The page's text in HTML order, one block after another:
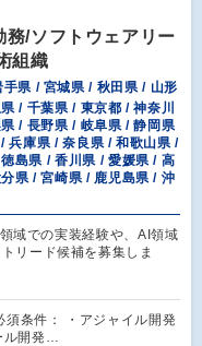
/ソフトウェアリー
組織
県 / 宮城県 / 秋田県 / 山形
/ 千葉県 / 東京都 / 神奈川
/ 長野県 / 岐阜県 / 静岡県
兵庫県 / 奈良県 / 和歌山県 /
島県 / 香川県 / 愛媛県 / 高
県 / 宮崎県 / 鹿児島県 / 沖
域での実装経験や、AI領域
リード候補を募集しま
須条件： ・アジャイル開発
ル開発…